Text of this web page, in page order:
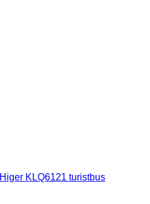
Higer KLQ6121 turistbus